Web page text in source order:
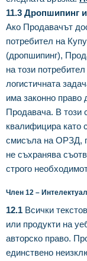
11.3 Дропшипинг
Ако Продавачът
потребител на
(дропшипинг),
на този
логистичната
има законно право
Продавача. В този
квалифицира като
смисъла на ОРЗД,
не съхранява
строго
Член 12 –
12.1 Всички
или продукти на
авторско право.
единствено